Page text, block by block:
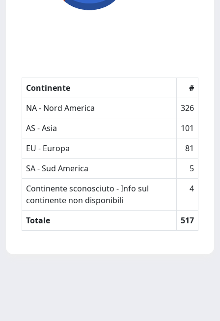
Continente
#
NA - Nord America
326
AS - Asia
101
EU - Europa
81
SA - Sud America
5
Continente sconosciuto - Info sul
continente non disponibili
4
Totale 517